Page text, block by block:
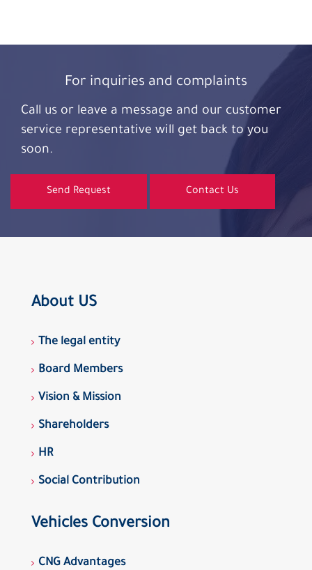
For inquiries and complaints
Call us or leave a message and our customer
service representative will get back to you
soon.
Send Request Contact Us
About US
The legal entity
Board Members
Vision & Mission
Shareholders
HR
Social Contribution
Vehicles Conversion
CNG Advantages